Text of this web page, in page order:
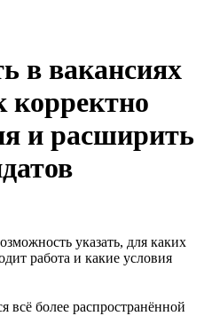
в вакансиях
и расширить
указать, для каких
работа и какие условия
более распространённой